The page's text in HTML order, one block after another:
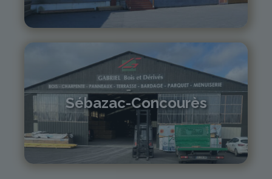
04 71 01 13 30
lepuy@gabriel-sa.fr
Sébazac-Concourès
05 81 55 83 89
monistrol@gabriel-sa.fr